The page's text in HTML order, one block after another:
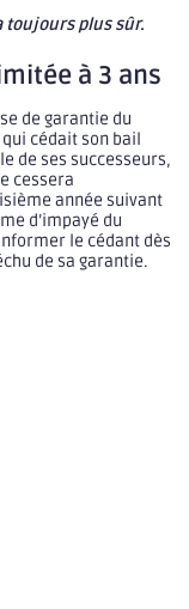
toujours plus sûr.
à 3 ans
de garantie du
cédait son bail
de ses successeurs,
cessera
année suivant
d’impayé du
le cédant dès
de sa garantie.